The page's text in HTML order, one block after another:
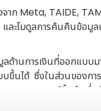
าก Meta, TAIDE,
โมดูลการค้นคืนข้อมู
านการเงินที่ออกแบบ
ขึ้นได้ ซึ่งในส่วนของก
เชิงพาณิชย์ชั้นนำ ซึ่